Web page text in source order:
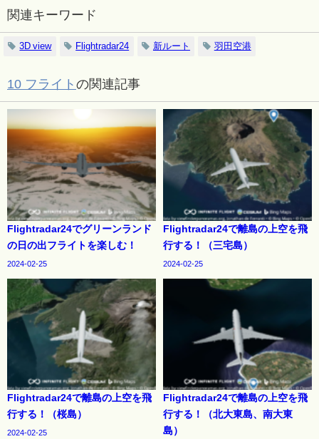
関連キーワード
3D view Flightradar24 新ルート 羽田空港
10 フライト の関連記事
Flightradar24でグリーンランド
の日の出フライトを楽しむ！
2024-02-25
Flightradar24で離島の上空を飛
行する！（三宅島）
2024-02-25
Flightradar24で離島の上空を飛
行する！（桜島）
2024-02-25
Flightradar24で離島の上空を飛
行する！（北大東島、南大東
島）